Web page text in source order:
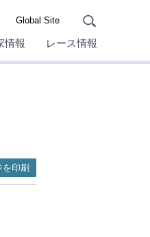
Global Site
情報 レース情報
印刷